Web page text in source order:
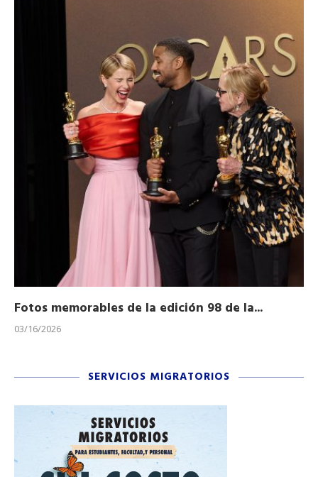
Fotos memorables de la edición 98 de la...
03/16/2026
SERVICIOS MIGRATORIOS